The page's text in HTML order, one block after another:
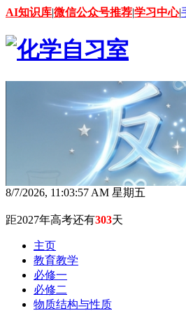
AI知识库|微信公众号推荐|学习中心|
8/7/2026, 11:04:00 AM 星期五
距2027年高考还有303天
主页
教育教学
必修一
必修二
物质结构与性质